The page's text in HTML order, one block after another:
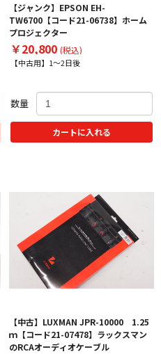
【ジャンク】EPSON EH-
TW6700【コード21-06738】ホーム
プロジェクター
￥20,800 (税込)
【中古用】1～2日後
数量
カートに入れる
【中古】LUXMAN JPR-10000 1.25
ｍ【コード21-07478】ラックスマン
のRCAオーディオケーブル